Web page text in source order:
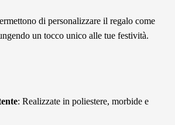
di personalizzare il regalo come
un tocco unico alle tue festività.
: Realizzate in poliestere, morbide e